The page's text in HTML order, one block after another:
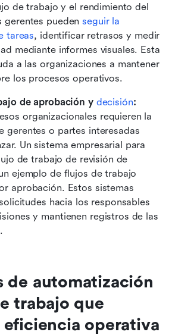
de trabajo y el rendimiento del
gerentes pueden seguir la
tareas, identificar retrasos y medir
mediante informes visuales. Esta
a las organizaciones a mantener
los procesos operativos.
de aprobación y decisión:
organizacionales requieren la
gerentes o partes interesadas
Un sistema empresarial para
de trabajo de revisión de
ejemplo de flujos de trabajo
aprobación. Estos sistemas
hacia los responsables
y mantienen registros de las
de automatización
trabajo que
eficiencia operativa